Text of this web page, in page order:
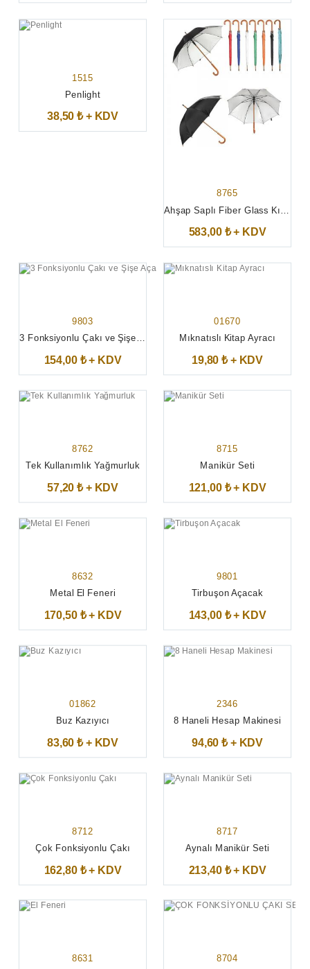
1515
Penlight
38,50 ₺ + KDV
8765
583,00 ₺ + KDV
9803
3 Fonksiyonlu Çakı ve Şişe Açacağı
154,00 ₺ + KDV
01670
Mıknatıslı Kitap Ayracı
19,80 ₺ + KDV
8762
Tek Kullanımlık Yağmurluk
57,20 ₺ + KDV
8715
Manikür Seti
121,00 ₺ + KDV
8632
Metal El Feneri
170,50 ₺ + KDV
9801
Tirbuşon Açacak
143,00 ₺ + KDV
01862
Buz Kazıyıcı
83,60 ₺ + KDV
2346
8 Haneli Hesap Makinesi
94,60 ₺ + KDV
8712
Çok Fonksiyonlu Çakı
162,80 ₺ + KDV
8717
Aynalı Manikür Seti
213,40 ₺ + KDV
8631
8704